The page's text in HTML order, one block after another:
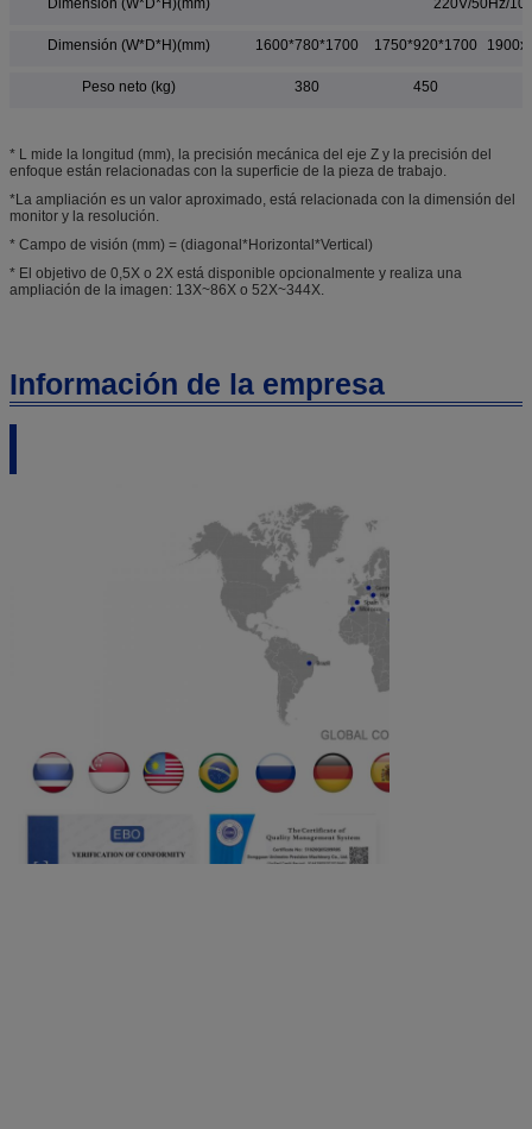
Dimensión (W*D*H)(mm) 220V/50Hz/
Dimensión (W*D*H)(mm) 1600*780*1700 1750*920*1700
Peso neto (kg) 380 450
* L mide la longitud (mm), la precisión mecánica del eje Z y la precisión del
enfoque están relacionadas con la superficie de la pieza de trabajo.
*La ampliación es un valor aproximado, está relacionada con la dimensión del
monitor y la resolución.
* Campo de visión (mm) = (diagonal*Horizontal*Vertical)
* El objetivo de 0,5X o 2X está disponible opcionalmente y realiza una
ampliación de la imagen: 13X~86X o 52X~344X.
Información de la empresa